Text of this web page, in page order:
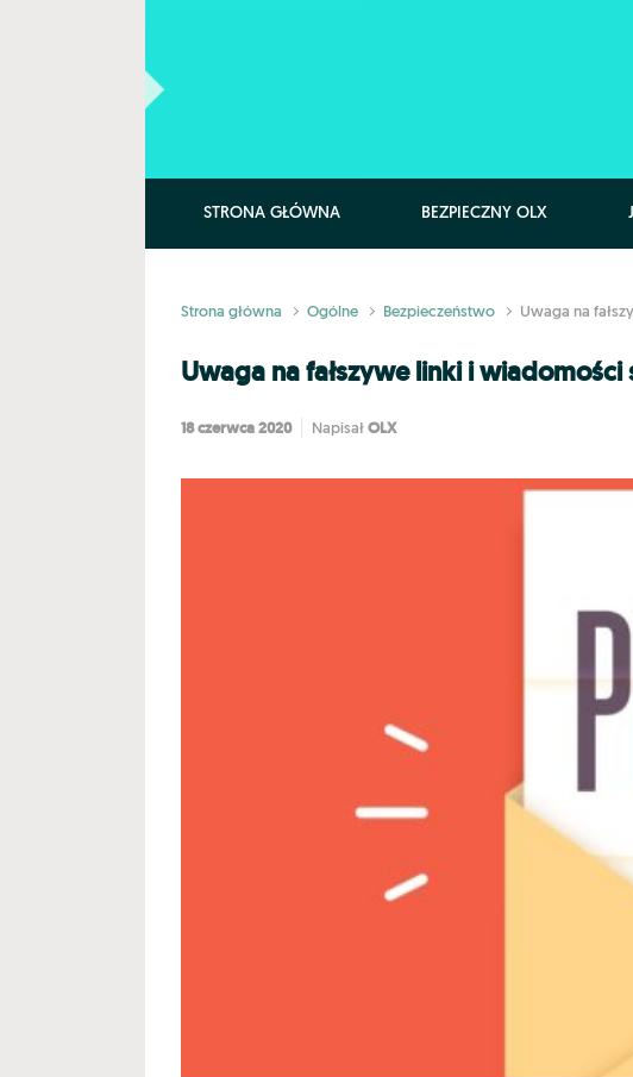
STRONA GŁÓWNA BEZPIECZNY OLX
Strona główna Ogólne Bezpieczeństwo Uwaga na
Uwaga na fałszywe linki i
18 czerwca 2020 Napisał OLX